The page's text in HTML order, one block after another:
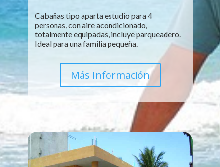
Cabañas tipo aparta estudio para 4
personas, con aire acondicionado,
totalmente equipadas, incluye parqueadero.
Ideal para una familia pequeña.
Más Información